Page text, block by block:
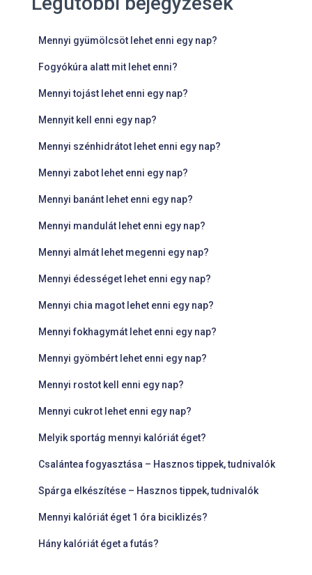
Mennyi gyümölcsöt lehet enni egy nap?
Fogyókúra alatt mit lehet enni?
Mennyi tojást lehet enni egy nap?
Mennyit kell enni egy nap?
Mennyi szénhidrátot lehet enni egy nap?
Mennyi zabot lehet enni egy nap?
Mennyi banánt lehet enni egy nap?
Mennyi mandulát lehet enni egy nap?
Mennyi almát lehet megenni egy nap?
Mennyi édességet lehet enni egy nap?
Mennyi chia magot lehet enni egy nap?
Mennyi fokhagymát lehet enni egy nap?
Mennyi gyömbért lehet enni egy nap?
Mennyi rostot kell enni egy nap?
Mennyi cukrot lehet enni egy nap?
Melyik sportág mennyi kalóriát éget?
Csalántea fogyasztása – Hasznos tippek, tudnivalók
Spárga elkészítése – Hasznos tippek, tudnivalók
Mennyi kalóriát éget 1 óra biciklizés?
Hány kalóriát éget a futás?